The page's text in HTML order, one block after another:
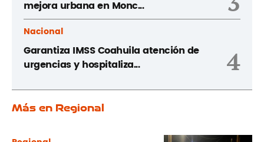
mejora urbana en Monc...
Nacional
Garantiza IMSS Coahuila atención de
urgencias y hospitaliza...
4
Más en Regional